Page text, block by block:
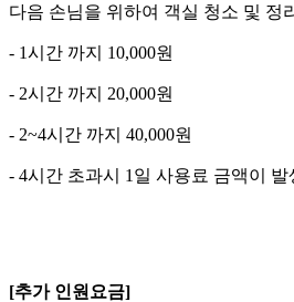
다음 손님을 위하여 객실 청소 및 정
- 1시간 까지 10,000원
- 2시간 까지 20,000원
- 2~4시간 까지 40,000원
- 4시간 초과시 1일 사용료 금액이
[추가 인원요금]